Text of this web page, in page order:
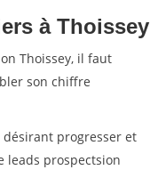
à Thoissey
Thoissey, il faut
son chiffre
progresser et
leads prospectsion